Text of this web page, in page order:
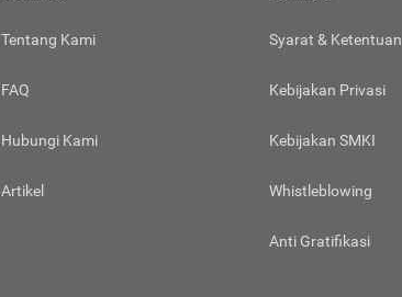
Tentang Kami
FAQ
Hubungi Kami
Artikel
Syarat & Ketentuan
Kebijakan Privasi
Kebijakan SMKI
Whistleblowing
Anti Gratifikasi